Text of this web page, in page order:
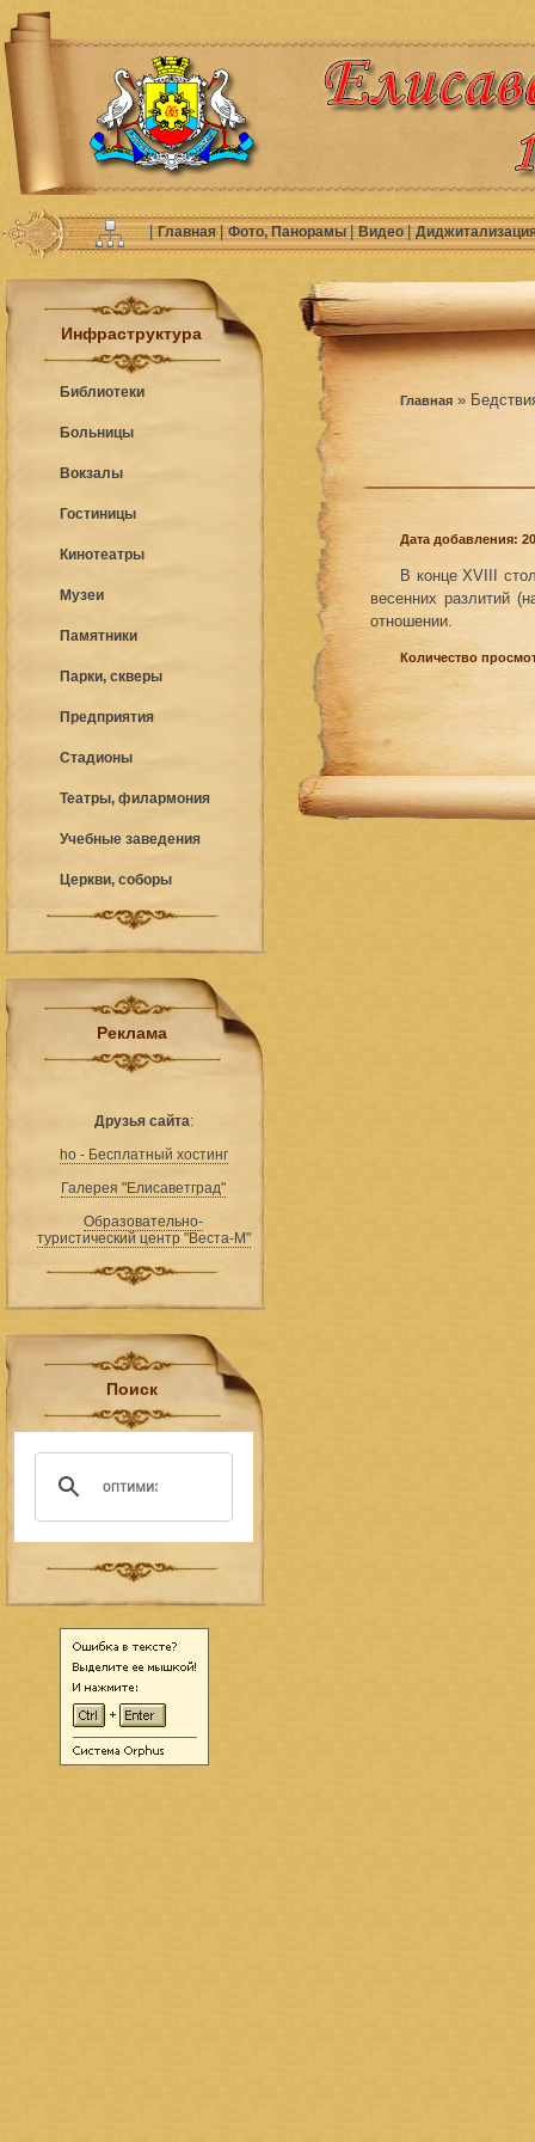
|Главная|Фото, Панорамы|Видео|
Инфраструктура
Библиотеки
Больницы
Вокзалы
Гостиницы
Кинотеатры
Музеи
Памятники
Парки, скверы
Предприятия
Стадионы
Театры, филармония
Учебные заведения
Церкви, соборы
Реклама
Друзья сайта:
ho - Бесплатный хостинг
Галерея "Елисаветград"
Образовательно-
туристический центр "Веста-М"
Поиск
Главная »
Дата добавления:
В конце ХVIII
весенних разлитий
отношении.
Количество